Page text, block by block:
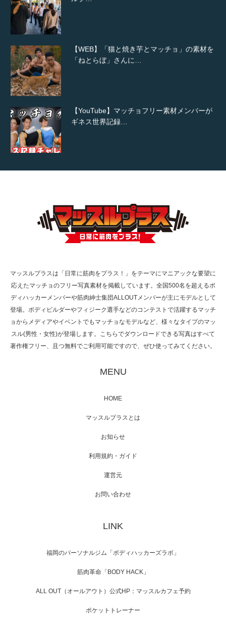
【WEB】「猫と焼き芋とマッチョ」の素材を
「ねとらぼ」さんに…
【YouTube】マッチョフリー素材メンバーが
ギネス世界記録…
【TV】TBS番組「ひるおび」にてマッスルプ
TOKYO FMラジオ番組「ONE MORNING」
で紹介さ…
た（6/8放送）
映画「メカバース」舞台挨拶へマッスルプラ
【TV】NHK BS「COOL JAPAN 」にてマッス
「ねとらぼ」さんに…
マッスルプラスは「日常に筋肉をプラス！」をテーマにマニアックな要望に
応えたマッチョのフリー写真素材を掲載しています。全国500名を超えるボ
ディハッカーメンバーや筋肉紳士集団ALLOUTメンバーが主にモデルとして
登場。ボディビルダーやフィジーク選手などのコンテストで活躍するマッチ
ョからメディアやイベントでもマッチョなモデルなど、様々なタイプのマッ
スル(男性・女性)が登場します。こちらでダウンロードできる写真はすべて
著作権フリー、且つ無料でご利用可能ですので、ぜひ使ってみてください。
MENU
HOME
マッスルプラスとは
お知らせ
利用規約・ガイド
運営元
お問い合わせ
LINK
福岡のパーソナルジム「ボディハッカーズラボ」
筋肉革命「BODY HACK」
ALL OUT（オールアウト）公式HP：マッスルカフェ予約
ポケットトレーナー